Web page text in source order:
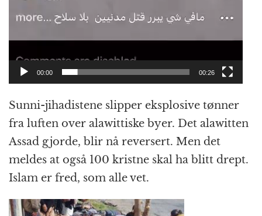
00:00 00:26
Sunni-jihadistene slipper eksplosive tønner
fra luften over alawittiske byer. Det alawitten
Assad gjorde, blir nå reversert. Men det
meldes at også 100 kristne skal ha blitt drept.
Islam er fred, som alle vet.